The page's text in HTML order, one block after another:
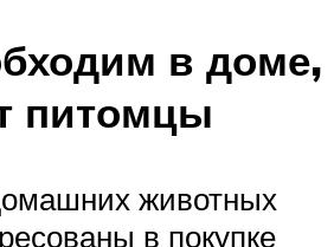
в доме,
питомцы
животных
в покупке